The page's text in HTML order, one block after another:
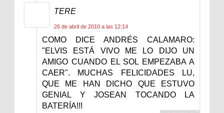
TERE
26 de abril de 2010 a las 12:14
COMO DICE ANDRÉS CALAMARO:
"ELVIS ESTÁ VIVO ME LO DIJO UN
AMIGO CUANDO EL SOL EMPEZABA A
CAER". MUCHAS FELICIDADES LU,
QUE ME HAN DICHO QUE ESTUVO
GENIAL Y JOSEAN TOCANDO LA
BATERÍA!!!